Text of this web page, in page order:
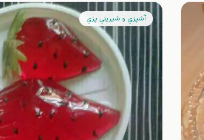
آشپزي و شيريني پزي